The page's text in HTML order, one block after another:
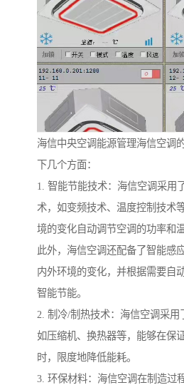
海信中央空调能源管理海信空调
下几个方面：
1. 智能节能技术：海信空调采用
术，如变频技术、温度控制技术
境的变化自动调节空调的功率和
此外，海信空调还配备了智能感
内外环境的变化，并根据需要自
智能节能。
2. 制冷/制热技术：海信空调采用
如压缩机、换热器等，能够在保
时，限度地降低能耗。
3. 环保材料：海信空调在制造过